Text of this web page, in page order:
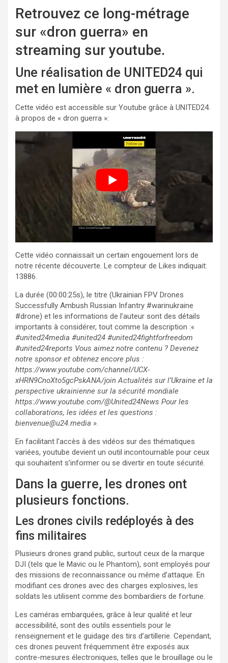
Retrouvez ce long-métrage
sur «dron guerra» en
streaming sur youtube.
Une réalisation de UNITED24 qui
met en lumière « dron guerra ».
Cette vidéo est accessible sur Youtube grâce à UNITED24.
à propos de « dron guerra »:
Cette vidéo connaissait un certain engouement lors de
notre récente découverte. Le compteur de Likes indiquait:
13886.
La durée (00:00:25s), le titre (Ukrainian FPV Drones
Successfully Ambush Russian Infantry #warinukraine
#drone) et les informations de l’auteur sont des détails
importants à considérer, tout comme la description :«
#united24media #united24 #united24fightforfreedom
#united24reports Vous aimez notre contenu ? Devenez
notre sponsor et obtenez encore plus :
https://www.youtube.com/channel/UCX-
xHRN9CnoXto5gcPskANA/join Actualités sur l’Ukraine et la
perspective ukrainienne sur la sécurité mondiale
https://www.youtube.com/@United24News Pour les
collaborations, les idées et les questions :
bienvenue@u24.media ».
En facilitant l’accès à des vidéos sur des thématiques
variées, youtube devient un outil incontournable pour ceux
qui souhaitent s’informer ou se divertir en toute sécurité.
Dans la guerre, les drones ont
plusieurs fonctions.
Les drones civils redéployés à des
fins militaires
Plusieurs drones grand public, surtout ceux de la marque
DJI (tels que le Mavic ou le Phantom), sont employés pour
des missions de reconnaissance ou même d’attaque. En
modifiant ces drones avec des charges explosives, les
soldats les utilisent comme des bombardiers de fortune.
Les caméras embarquées, grâce à leur qualité et leur
accessibilité, sont des outils essentiels pour le
renseignement et le guidage des tirs d’artillerie. Cependant,
ces drones peuvent fréquemment être exposés aux
contre-mesures électroniques, telles que le brouillage ou le